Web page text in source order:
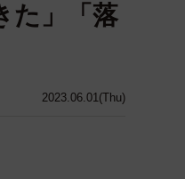
2023.06.01(Thu)
た」「落